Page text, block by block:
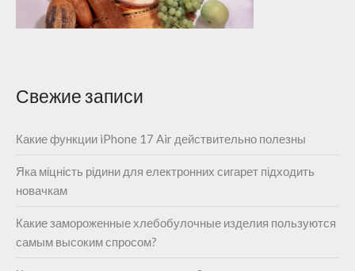
Свежие записи
Какие функции iPhone 17 Air действительно полезны
Яка міцність рідини для електронних сигарет підходить
новачкам
Какие замороженные хлебобулочные изделия пользуются
самым высоким спросом?